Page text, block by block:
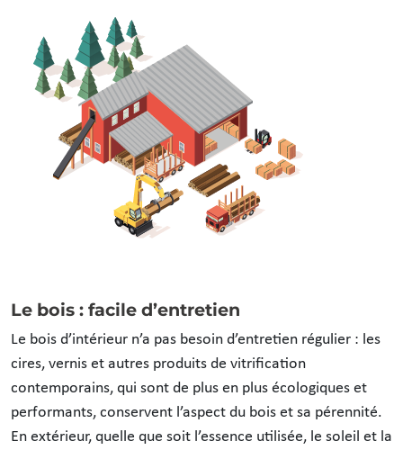
Le bois : facile d’entretien
Le bois d’intérieur n’a pas besoin d’entretien régulier : les
cires, vernis et autres produits de vitrification
contemporains, qui sont de plus en plus écologiques et
performants, conservent l’aspect du bois et sa pérennité.
En extérieur, quelle que soit l’essence utilisée, le soleil et la